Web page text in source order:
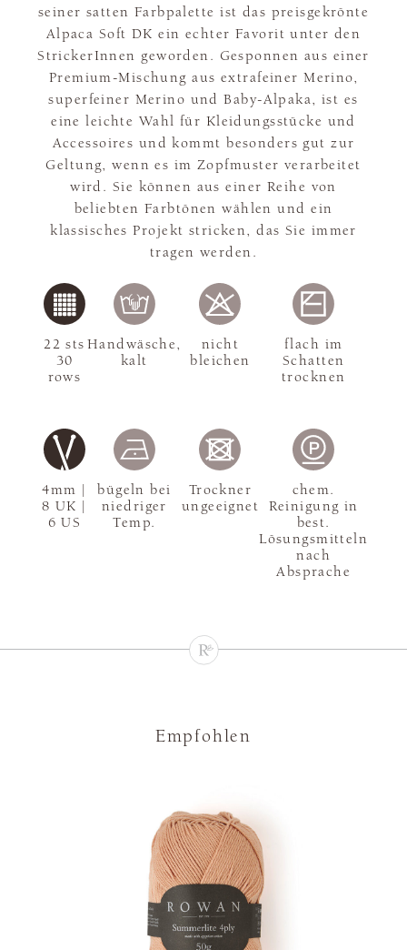
seiner satten Farbpalette ist das preisgekrönte
Alpaca Soft DK ein echter Favorit unter den
StrickerInnen geworden. Gesponnen aus einer
Premium-Mischung aus extrafeiner Merino,
superfeiner Merino und Baby-Alpaka, ist es
eine leichte Wahl für Kleidungsstücke und
Accessoires und kommt besonders gut zur
Geltung, wenn es im Zopfmuster verarbeitet
wird. Sie können aus einer Reihe von
beliebten Farbtönen wählen und ein
klassisches Projekt stricken, das Sie immer
tragen werden.
4mm |
8 UK |
6 US
22 sts
30
rows
Handwäsche,
kalt
nicht
bleichen
flach im
Schatten
trocknen
bügeln bei
niedriger
Temp.
Trockner
ungeeignet
chem.
Reinigung in
best.
Lösungsmitteln
nach
Absprache
Empfohlen